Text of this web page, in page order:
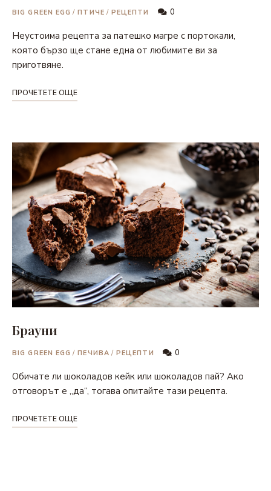
BIG GREEN EGG / ПТИЧЕ / РЕЦЕПТИ 0
Неустоима рецепта за патешко магре с портокали,
която бързо ще стане една от любимите ви за
приготвяне.
ПРОЧЕТЕТЕ ОЩЕ
Брауни
BIG GREEN EGG / ПЕЧИВА / РЕЦЕПТИ 0
Обичате ли шоколадов кейк или шоколадов пай? Ако
отговорът е „да“, тогава опитайте тази рецепта.
ПРОЧЕТЕТЕ ОЩЕ